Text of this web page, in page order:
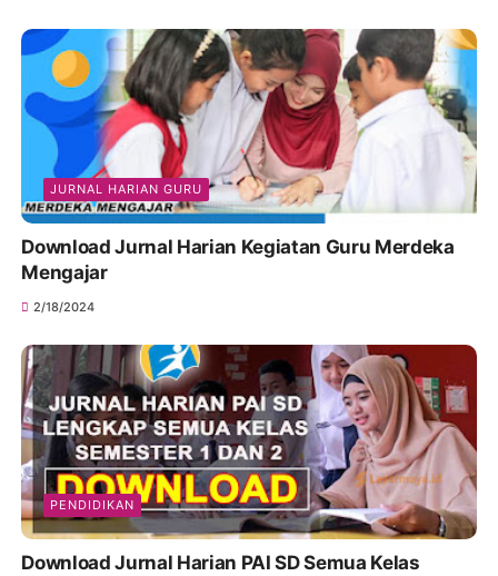
JURNAL HARIAN GURU
Download Jurnal Harian Kegiatan Guru Merdeka
Mengajar
2/18/2024
PENDIDIKAN
Download Jurnal Harian PAI SD Semua Kelas